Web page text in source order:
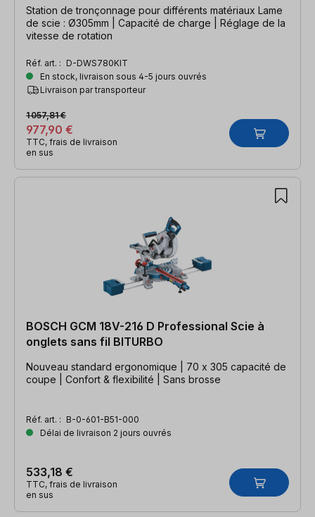
Station de tronçonnage pour différents matériaux Lame
de scie : Ø305mm | Capacité de charge | Réglage de la
vitesse de rotation
Réf. art. : D-DWS780KIT
En stock, livraison sous 4-5 jours ouvrés
Livraison par transporteur
977,90 €
1 057,81 €
TTC, frais de livraison
en sus
BOSCH GCM 18V-216 D Professional Scie à
onglets sans fil BITURBO
Nouveau standard ergonomique | 70 x 305 capacité de
coupe | Confort & flexibilité | Sans brosse
Réf. art. : B-0-601-B51-000
Délai de livraison 2 jours ouvrés
533,18 €
TTC, frais de livraison
en sus